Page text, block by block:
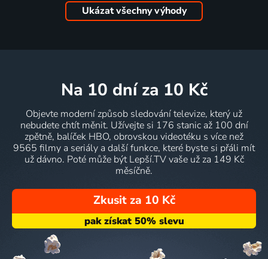
Ukázat všechny výhody
na 10 dní za 10 Kč
Objevte moderní způsob sledování televize, který už
nebudete chtít měnit. Užívejte si 176 stanic až 100 dní
zpětně, balíček HBO, obrovskou videotéku s více než
9565 filmy a seriály a další funkce, které byste si přáli mít
už dávno. Poté může být Lepší.TV vaše už za 149 Kč
měsíčně.
Zkusit za 10 Kč